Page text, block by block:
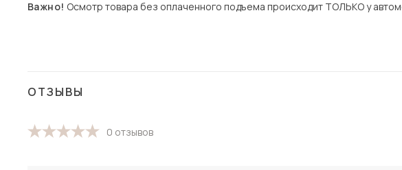
Важно! Осмотр товара без оплаченного подъема происходит ТОЛЬКО у
ОТЗЫВЫ
0 отзывов